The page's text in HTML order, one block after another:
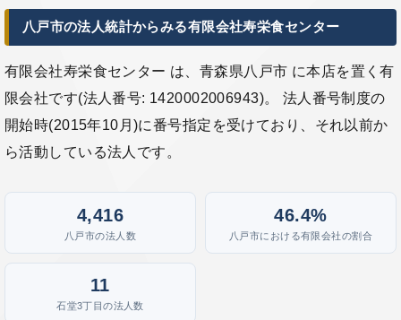
八戸市の法人統計からみる有限会社寿栄食センター
有限会社寿栄食センター は、青森県八戸市 に本店を置く有
限会社です(法人番号: 1420002006943)。 法人番号制度の
開始時(2015年10月)に番号指定を受けており、それ以前か
ら活動している法人です。
4,416
八戸市の法人数
46.4%
八戸市における有限会社の割合
11
石堂3丁目の法人数